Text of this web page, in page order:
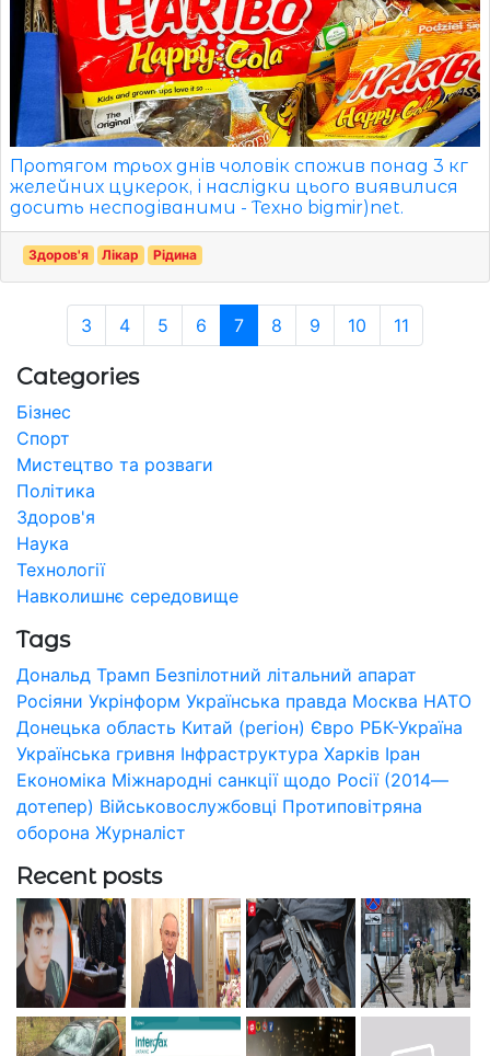
Протягом трьох днів чоловік спожив понад 3 кг
желейних цукерок, і наслідки цього виявилися
досить несподіваними - Техно bigmir)net.
Здоров'я Лікар Рідина
3 4 5 6 7 8 9 10 11
Categories
Бізнес
Спорт
Мистецтво та розваги
Політика
Здоров'я
Наука
Технології
Навколишнє середовище
Tags
Дональд Трамп Безпілотний літальний апарат
Росіяни Укрінформ Українська правда Москва НАТО
Донецька область Китай (регіон) Євро РБК-Україна
Українська гривня Інфраструктура Харків Іран
Економіка Міжнародні санкції щодо Росії (2014—
дотепер) Військовослужбовці Протиповітряна
оборона Журналіст
Recent posts